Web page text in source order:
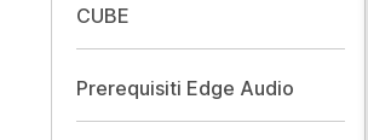
CUBE
Prerequisiti Edge Audio